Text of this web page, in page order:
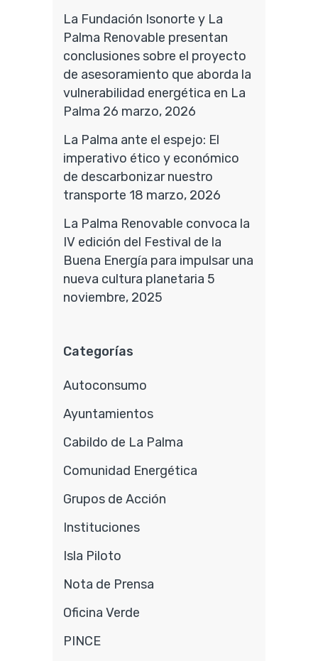
La Fundación Isonorte y La
Palma Renovable presentan
conclusiones sobre el proyecto
de asesoramiento que aborda la
vulnerabilidad energética en La
Palma 26 marzo, 2026
La Palma ante el espejo: El
imperativo ético y económico
de descarbonizar nuestro
transporte 18 marzo, 2026
La Palma Renovable convoca la
IV edición del Festival de la
Buena Energía para impulsar una
nueva cultura planetaria 5
noviembre, 2025
Categorías
Autoconsumo
Ayuntamientos
Cabildo de La Palma
Comunidad Energética
Grupos de Acción
Instituciones
Isla Piloto
Nota de Prensa
Oficina Verde
PINCE